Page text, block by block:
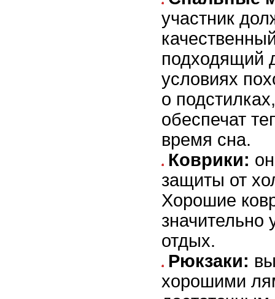
участник
подходящий
условиях
о
обеспечат
время сна.
Коврики:
защиты от
Хорошие
значительно
отдых.
Рюкзаки:
хорошими